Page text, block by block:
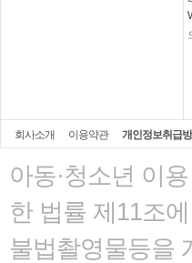
회사소개 이용약관 개인정보취급
아동·청소년 이
한 법률 제11조
불법촬영물등을